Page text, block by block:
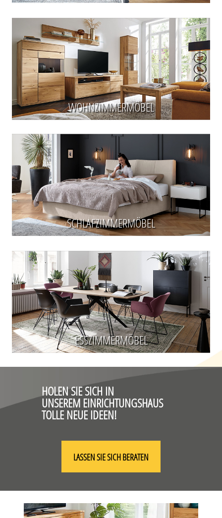
WOHNZIMMERMÖBEL
SCHLAFZIMMERMÖBEL
ESSZIMMERMÖBEL
HOLEN SIE SICH IN
UNSEREM EINRICHTUNGSHAUS
TOLLE NEUE IDEEN!
LASSEN SIE SICH BERATEN